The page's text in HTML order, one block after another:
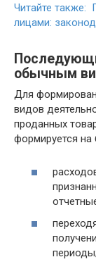
Читайте также:
лицами:
обычным
Для
видов
проданных
формируется на
периоды;